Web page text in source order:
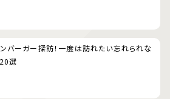
バーガー探訪！一度は訪れたい忘れられな
選